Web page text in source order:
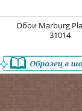
Обои Marburg
31014